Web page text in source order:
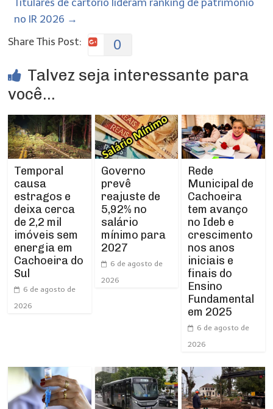
Titulares de cartório lideram ranking de patrimônio
no IR 2026 →
Share This Post:
0
Talvez seja interessante para
você...
Temporal
causa
estragos e
deixa cerca
de 2,2 mil
imóveis sem
energia em
Cachoeira do
Sul
6 de agosto de
2026
Governo
prevê
reajuste de
5,92% no
salário
mínimo para
2027
6 de agosto de
2026
Rede
Municipal de
Cachoeira
tem avanço
no Ideb e
crescimento
nos anos
iniciais e
finais do
Ensino
Fundamental
em 2025
6 de agosto de
2026